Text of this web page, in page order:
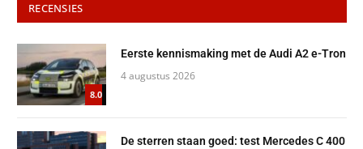
RECENSIES
8.0
Eerste kennismaking met de Audi A2 e-Tron
4 augustus 2026
De sterren staan goed: test Mercedes C 400